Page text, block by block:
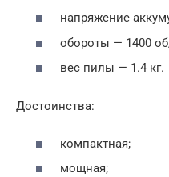
напряжение
обороты — 1400
вес пилы — 1.4 кг.
Достоинства:
компактная;
мощная;